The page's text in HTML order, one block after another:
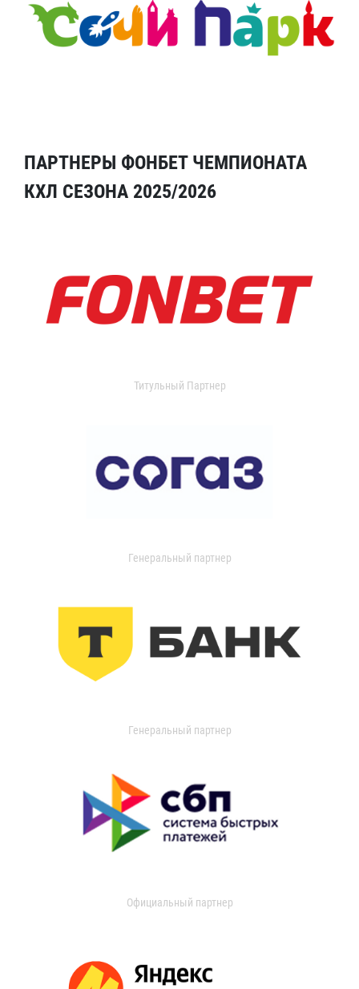
ПАРТНЕРЫ ФОНБЕТ ЧЕМПИОНАТА
КХЛ СЕЗОНА 2025/2026
Титульный Партнер
Генеральный партнер
Генеральный партнер
Официальный партнер